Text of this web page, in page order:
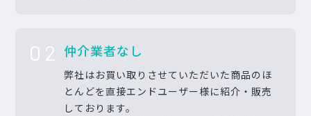
02 仲介業者なし
弊社はお買い取りさせていただいた商品のほ
とんどを直接エンドユーザー様に紹介・販売
しております。